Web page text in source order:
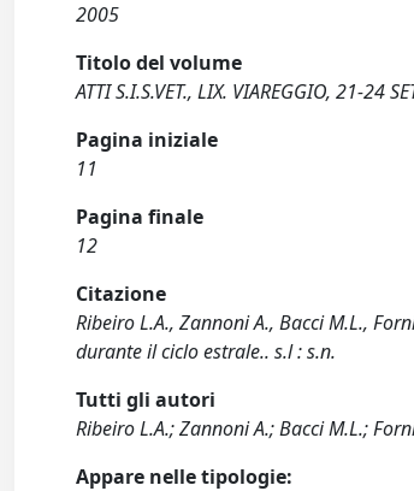
2005
Titolo del volume
ATTI S.I.S.VET., LIX. VIAREGGIO, 21-24
Pagina iniziale
11
Pagina finale
12
Citazione
Ribeiro L.A., Zannoni A., Bacci M.L.,
durante il ciclo estrale.. s.l : s.n.
Tutti gli autori
Ribeiro L.A.; Zannoni A.; Bacci M.L.;
Appare nelle tipologie: